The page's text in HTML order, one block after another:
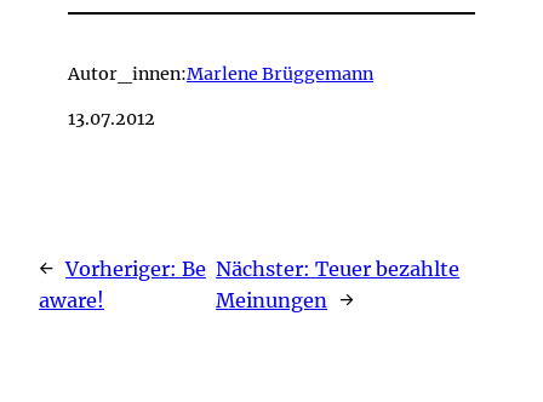
Autor_innen:Marlene Brüggemann
13.07.2012
← Vorheriger: Be
aware!
Nächster: Teuer bezahlte
Meinungen →